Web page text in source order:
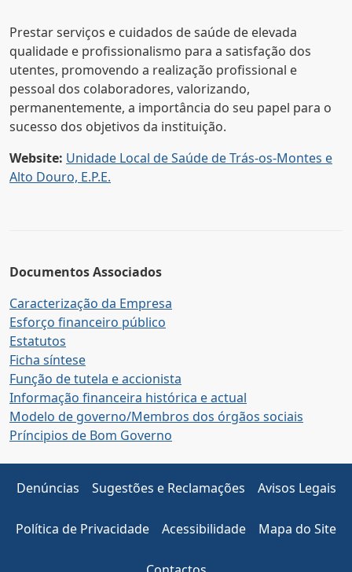
Prestar serviços e cuidados de saúde de elevada
qualidade e profissionalismo para a satisfação dos
utentes, promovendo a realização profissional e
pessoal dos colaboradores, valorizando,
permanentemente, a importância do seu papel para o
sucesso dos objetivos da instituição.
Website: Unidade Local de Saúde de Trás-os-Montes e
Alto Douro, E.P.E.
Documentos Associados
Caracterização da Empresa
Esforço financeiro público
Estatutos
Ficha síntese
Função de tutela e accionista
Informação financeira histórica e actual
Modelo de governo/Membros dos órgãos sociais
Príncipios de Bom Governo
Denúncias Sugestões e Reclamações Avisos Legais
Política de Privacidade Acessibilidade Mapa do Site